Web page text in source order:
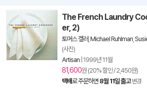
The French Laundry
er, 2)
토머스 켈러 Michael Ruhlman
(사진)
Artisan 1999년 11월
81,600원 (20% 할인 / 2,450원)
택배로 주문하면 8월 11일 출고 변경